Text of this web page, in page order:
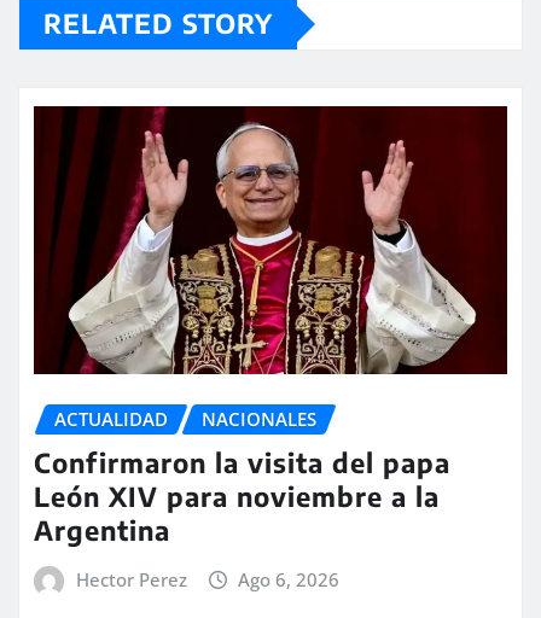
RELATED STORY
ACTUALIDAD NACIONALES
Confirmaron la visita del papa
León XIV para noviembre a la
Argentina
Hector Perez Ago 6, 2026